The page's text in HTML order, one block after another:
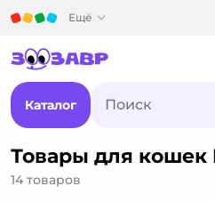
Ещё
Каталог
Товары для кошек
14 товаров